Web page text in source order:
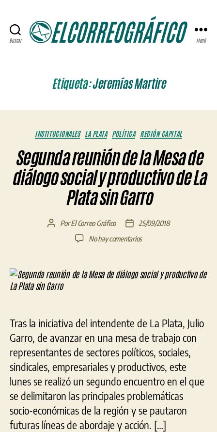
Buscar Menú
Etiqueta:Jeremías Martire
Categorías
INSTITUCIONALES LA PLATA POLÍTICA REGIÓN CAPITAL
Segunda reunión de la Mesa de
diálogo social y productivo de La
Plata sin Garro
AutorPorEl Correo Gráfico
Fecha25/09/2018
No hay comentariosen
de
la
social
y
productivo
de
La
Plata
sin
Garro
Tras la iniciativa del intendente de La Plata, Julio
Garro, de avanzar en una mesa de trabajo con
representantes de sectores políticos, sociales,
sindicales, empresariales y productivos, este
lunes se realizó un segundo encuentro en el que
se delimitaron las principales problemáticas
socio-económicas de la región y se pautaron
futuras líneas de abordaje y acción. […]